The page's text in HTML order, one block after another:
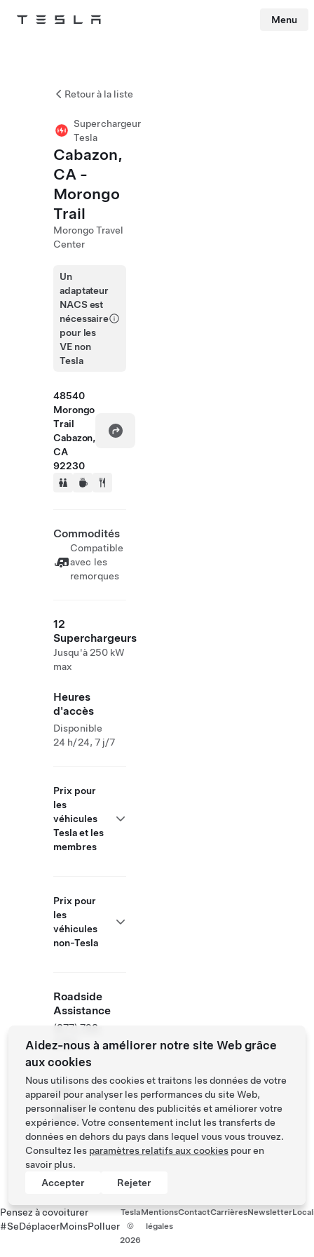
Tesla Menu
Retour à la liste
Superchargeur
Tesla
Cabazon,
CA -
Morongo
Trail
Morongo Travel
Center
Un
adaptateur
NACS est
nécessaire
pour les
VE non
Tesla
48540
Morongo
Trail
Cabazon,
CA
92230
Commodités
Compatible
avec les
remorques
12
Superchargeurs
Jusqu'à 250 kW
max
Heures
d'accès
Disponible
24 h/24, 7 j/7
Prix pour
les
véhicules
Tesla et les
membres
Prix pour
les
véhicules
non-Tesla
Roadside
Assistance
(877) 798-
3752
Site
partenaire
Pensez à covoiturer
#SeDéplacerMoinsPolluer
Tesla
©
2026
Mentions
légales
ContactCarrièresNewsletter
Aidez-nous à améliorer notre site Web grâce
aux cookies
Nous utilisons des cookies et traitons les données de votre
appareil pour analyser les performances du site Web,
personnaliser le contenu des publicités et améliorer votre
expérience. Votre consentement inclut les transferts de
données en dehors du pays dans lequel vous vous trouvez.
Consultez les paramètres relatifs aux cookies pour en
savoir plus.
Accepter
Rejeter